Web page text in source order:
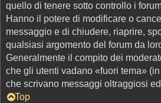
quello di tenere sotto controllo i
Hanno il potere di modificare o
messaggio e di chiudere, riaprire,
qualsiasi argomento del forum da
Generalmente il compito dei
che gli utenti vadano «fuori tema»
che scrivano messaggi oltraggiosi
Top